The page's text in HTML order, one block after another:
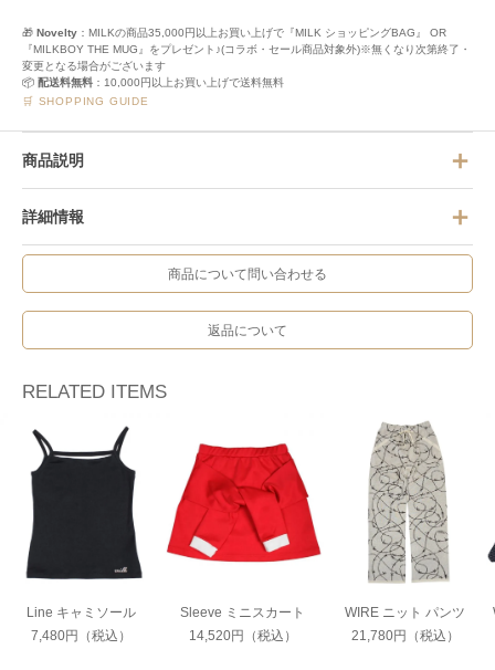
🎁 Novelty ：MILKの商品35,000円以上お買い上げで『MILK ショッピングBAG』 OR
『MILKBOY THE MUG』をプレゼント♪(コラボ・セール商品対象外)※無くなり次第終了・
変更となる場合がございます
📦 配送料無料 ：10,000円以上お買い上げで送料無料
🛒 SHOPPING GUIDE
商品説明
詳細情報
商品について問い合わせる
返品について
RELATED ITEMS
Line キャミソール
7,480円（税込）
Sleeve ミニスカート
14,520円（税込）
WIRE ニット パンツ
21,780円（税込）